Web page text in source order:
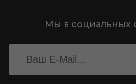
Мы в социальных